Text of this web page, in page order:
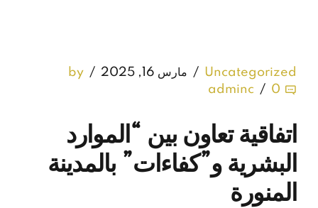
Uncategorized مارس 16, 2025
by
adminc
0
اتفاقية تعاون بين “الموارد
البشرية و”كفاءات” بالمدينة
المنورة